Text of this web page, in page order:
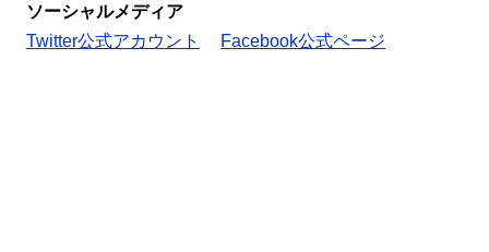
ソーシャルメディア
Twitter公式アカウント
Facebook公式ページ